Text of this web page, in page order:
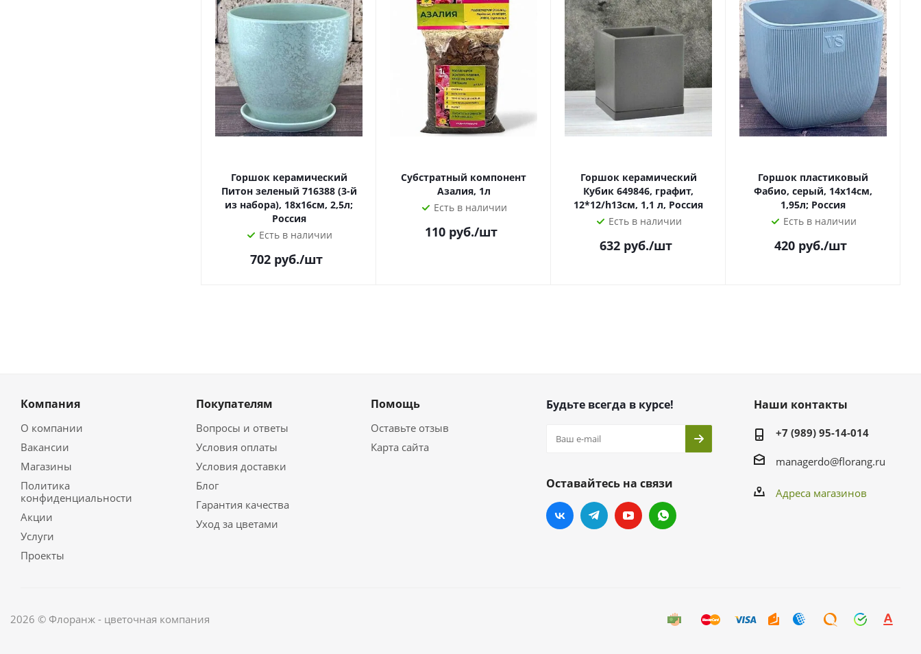
Горшок керамический
Питон зеленый 716388 (3-й
из набора), 18х16см, 2,5л;
Россия
Есть в наличии
702 руб./шт
Субстратный компонент
Азалия, 1л
Есть в наличии
110 руб./шт
Горшок керамический
Кубик 649846, графит,
12*12/h13см, 1,1 л, Россия
Есть в наличии
632 руб./шт
Горшок пластиковый
Фабио, серый, 14х14см,
1,95л; Россия
Есть в наличии
420 руб./шт
Компания
О компании
Вакансии
Магазины
Политика
конфиденциальности
Акции
Услуги
Проекты
Покупателям
Вопросы и ответы
Условия оплаты
Условия доставки
Блог
Гарантия качества
Уход за цветами
Помощь
Оставьте отзыв
Карта сайта
Будьте всегда в курсе!
Оставайтесь на связи
Наши контакты
+7 (989) 95-14-014
managerdo@florang.ru
Адреса магазинов
2026 © Флоранж - цветочная компания